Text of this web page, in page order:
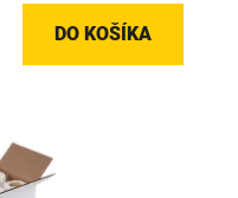
DO KOŠÍKA